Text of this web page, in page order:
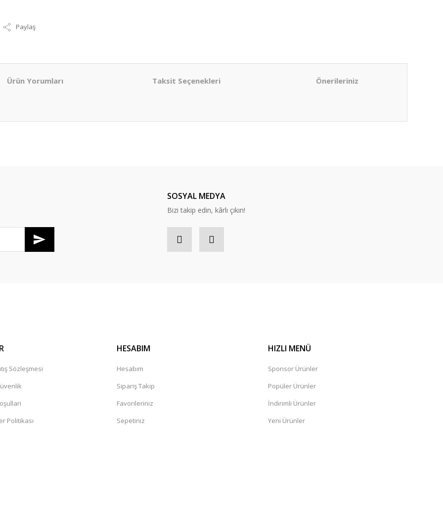
Paylaş
Ürün Yorumları Taksit Seçenekleri Önerileriniz
SOSYAL MEDYA
Bizi takip edin, kârlı çıkın!
Sözleşmesi
Politikası
HESABIM
Hesabım
Sipariş Takip
Favorileriniz
Sepetiniz
HIZLI MENÜ
Sponsor Ürünler
Popüler Ürünler
İndirimli Ürünler
Yeni Ürünler